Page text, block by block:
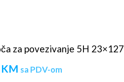
za povezivanje 5H 23×127
KM sa PDV-om